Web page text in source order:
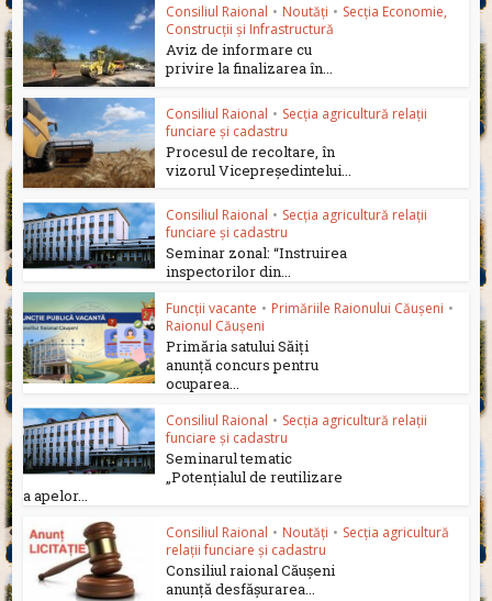
Consiliul Raional • Noutăți • Secția Economie,
Construcții și Infrastructură
Aviz de informare cu
privire la finalizarea în...
Consiliul Raional • Secția agricultură relații
funciare și cadastru
Procesul de recoltare, în
vizorul Vicepreședintelui...
Consiliul Raional • Secția agricultură relații
funciare și cadastru
Seminar zonal: “Instruirea
inspectorilor din...
Funcții vacante • Primăriile Raionului Căușeni •
Raionul Căușeni
Primăria satului Săiți
anunță concurs pentru
ocuparea...
Consiliul Raional • Secția agricultură relații
funciare și cadastru
Seminarul tematic
„Potențialul de reutilizare
a apelor...
Consiliul Raional • Noutăți • Secția agricultură
relații funciare și cadastru
Consiliul raional Căușeni
anunță desfășurarea...